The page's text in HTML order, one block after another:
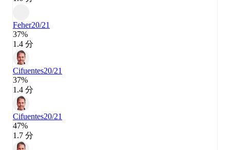
Feher20/21
37%
1.4 分
Cifuentes20/21
37%
1.4 分
Cifuentes20/21
47%
1.7 分